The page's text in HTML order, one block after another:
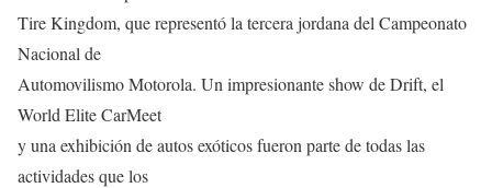
Tire Kingdom, que representó la tercera jordana del Campeonato
Nacional de
Automovilismo Motorola. Un impresionante show de Drift, el
World Elite CarMeet
y una exhibición de autos exóticos fueron parte de todas las
actividades que los